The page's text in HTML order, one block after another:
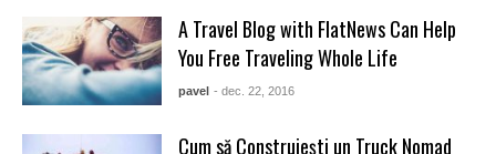
A Travel Blog with FlatNews Can Help
You Free Traveling Whole Life
pavel - dec. 22, 2016
Cum să Construiești un Truck Nomad